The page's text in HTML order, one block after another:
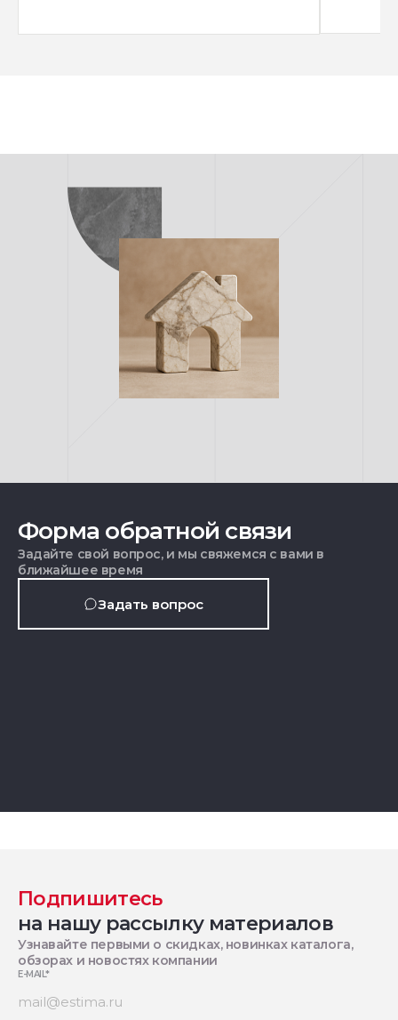
Форма обратной связи
Задайте свой вопрос, и мы свяжемся с вами в
ближайшее время
Задать вопрос
Подпишитесь
на нашу рассылку материалов
Узнавайте первыми о скидках, новинках каталога,
обзорах и новостях компании
E-MAIL*